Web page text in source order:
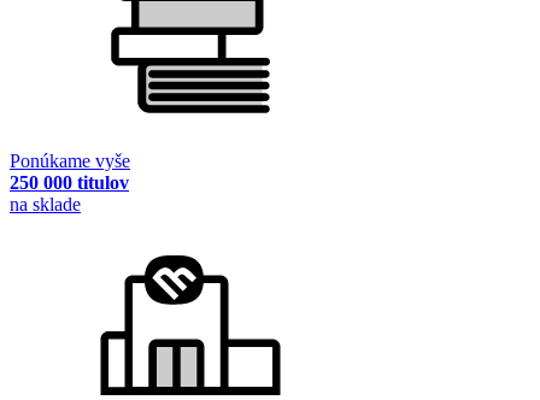
Ponúkame vyše
250 000 titulov
na sklade